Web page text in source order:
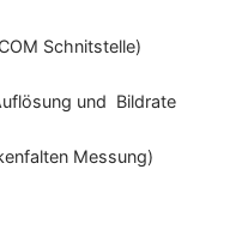
Schnitstelle)
und Bildrate
Messung)